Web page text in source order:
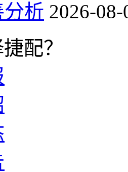
分析 2026-
配？